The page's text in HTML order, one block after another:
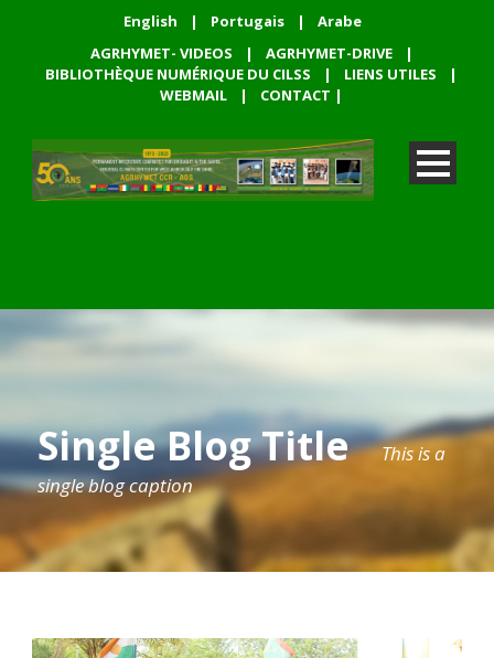
English | Portugais |
Arabe
AGRHYMET- VIDEOS
| AGRHYMET-DRIVE
|
BIBLIOTHÈQUE NUMÉRIQUE DU CILSS
| LIENS UTILES
|
WEBMAIL
| CONTACT |
Single Blog Title
This is a
single blog caption